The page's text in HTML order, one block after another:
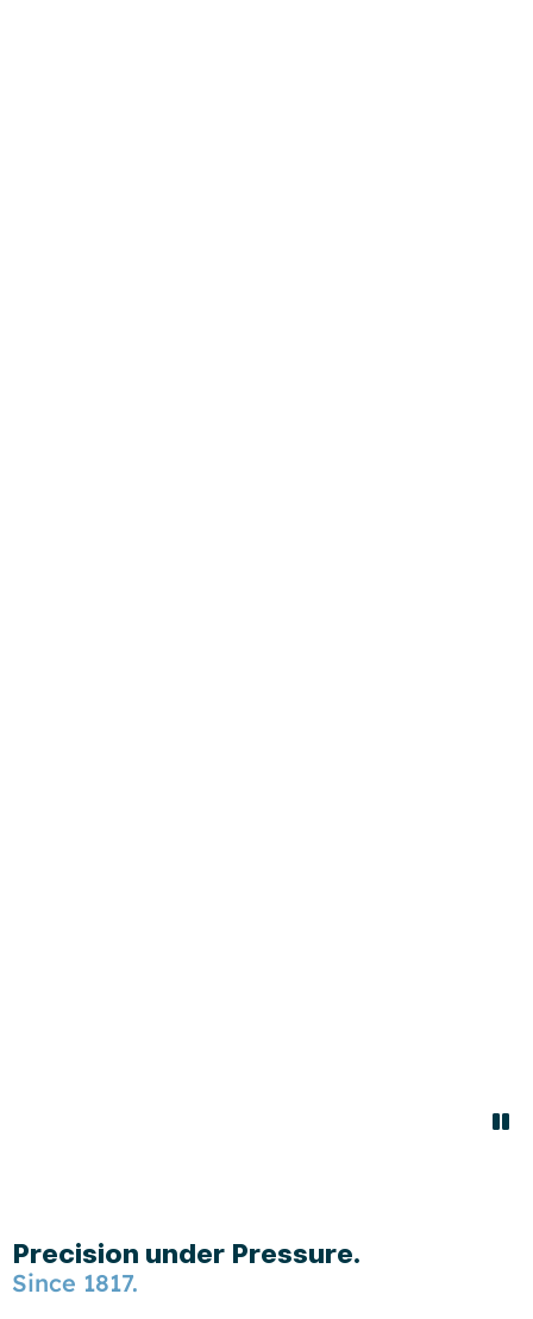
Precision under Pressure.
Since 1817.